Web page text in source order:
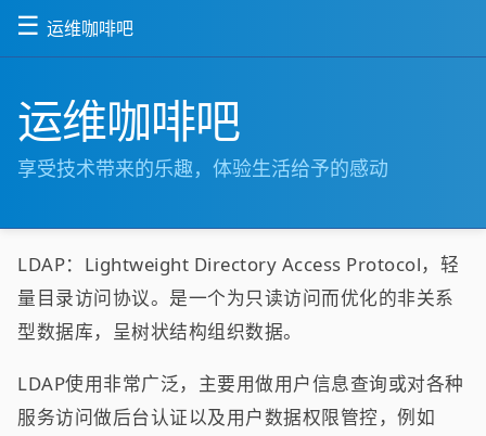
☰ 运维咖啡吧
运维咖啡吧
享受技术带来的乐趣，体验生活给予的感动
LDAP：Lightweight Directory Access Protocol，轻
量目录访问协议。是一个为只读访问而优化的非关系
型数据库，呈树状结构组织数据。
LDAP使用非常广泛，主要用做用户信息查询或对各种
服务访问做后台认证以及用户数据权限管控，例如